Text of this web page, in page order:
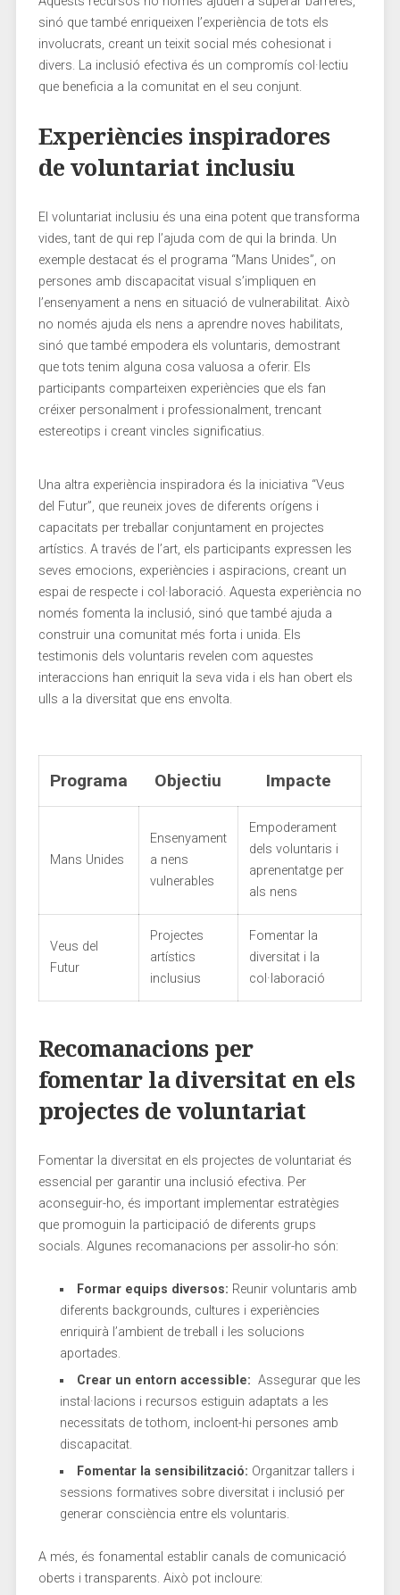
sinó que també enriqueixen ​l’experiència ‍de ​tots els
involucrats, creant‍ un teixit social més ⁢cohesionat i
divers. La inclusió‌ efectiva és un compromís col·lectiu
que beneficia a la comunitat en el seu ‍conjunt.
Experiències inspiradores
de voluntariat inclusiu
El ‍voluntariat inclusiu és una​ eina potent que transforma
vides, tant de qui rep l’ajuda com de qui la brinda. Un
exemple destacat ⁢és el programa “Mans Unides”, on
persones amb⁢ discapacitat visual s’impliquen en
l’ensenyament a nens en situació ⁣de vulnerabilitat. Això
no només ajuda els nens a aprendre noves habilitats,
sinó que també empodera els voluntaris, demostrant
que tots tenim alguna cosa valuosa a oferir. Els
participants comparteixen experiències que els fan
créixer personalment⁢ i ‍professionalment, trencant
estereotips i creant vincles significatius.
Una altra experiència inspiradora és la⁣ iniciativa “Veus
del‍ Futur”, que reuneix joves de⁣ diferents orígens i
‍capacitats per treballar⁤ conjuntament​ en projectes
artístics. A través de l’art, els participants expressen les
seves emocions, experiències i aspiracions, creant un
espai de respecte i col·laboració. Aquesta experiència no
només fomenta la inclusió, sinó que també ajuda a
construir una comunitat més forta i⁣ unida.⁢ Els‍
testimonis dels voluntaris revelen com aquestes
interaccions han ‌enriquit la seva vida i els han obert els
ulls a​ la diversitat‌ que ens envolta.
Programa Objectiu Impacte
Mans Unides
Ensenyament
a nens
vulnerables
Empoderament
⁤dels ‍voluntaris i
aprenentatge per
‍als nens
Veus del
Futur
Projectes
artístics
inclusius
Fomentar la
diversitat i la
col·laboració
Recomanacions per
fomentar la diversitat en els
projectes de voluntariat
Fomentar la diversitat en els projectes de voluntariat és
essencial per garantir‌ una inclusió efectiva. Per
aconseguir-ho, és ⁢important implementar estratègies
que promoguin la ⁤participació de diferents grups
socials. Algunes recomanacions per assolir-ho són:
Formar equips diversos: ⁤Reunir voluntaris amb
diferents ​backgrounds, cultures‍ i experiències
enriquirà l’ambient de treball i les ‌solucions
aportades.
Crear un entorn accessible: ‌ Assegurar ‌que les
​instal·lacions ⁢i recursos estiguin adaptats a les
necessitats de tothom, incloent-hi persones amb
discapacitat.
Fomentar la‌ sensibilització: ⁢Organitzar ⁤tallers i
sessions ⁣formatives⁣ sobre diversitat i​ inclusió per
generar consciència entre els voluntaris.
A més, és fonamental establir canals de comunicació
oberts i ⁤transparents. Això pot incloure: